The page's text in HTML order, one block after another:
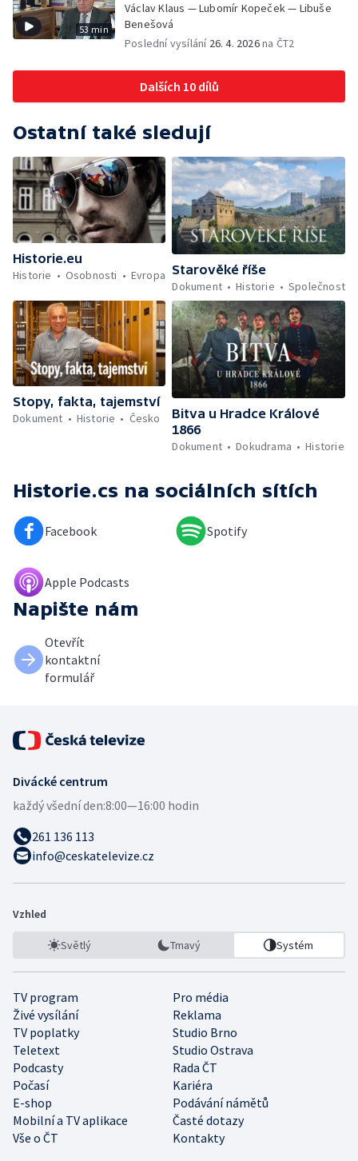
53 min
Václav Klaus — Lubomír Kopeček — Libuše
Benešová
Poslední vysílání 26. 4. 2026na ČT2
Dalších 10 dílů
Ostatní také sledují
Historie.eu
Historie
Osobnosti Evropa Starověké říše
Dokument
Historie Společnost
Stopy, fakta, tajemství
Dokument
Historie Česko
Bitva u Hradce Králové
1866
Dokument
Dokudrama Historie
Historie.cs na sociálních sítích
Facebook Spotify
Apple Podcasts
Napište nám
Otevřít
kontaktní
formulář
Divácké centrum
každý všední den:8:00—16:00 hodin
261 136 113
info@ceskatelevize.cz
Vzhled
Světlý Tmavý Systém
TV program
Pro média
Živé vysílání
Reklama
TV poplatky
Studio Brno
Teletext
Studio Ostrava
Podcasty
Rada ČT
Počasí
Kariéra
E-shop
Podávání námětů
Mobilní a TV aplikace
Časté dotazy
Vše o ČT
Kontakty